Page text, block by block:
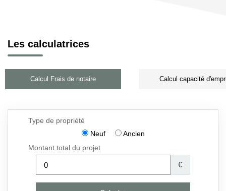
Les calculatrices
Calcul Frais de notaire Calcul capacité